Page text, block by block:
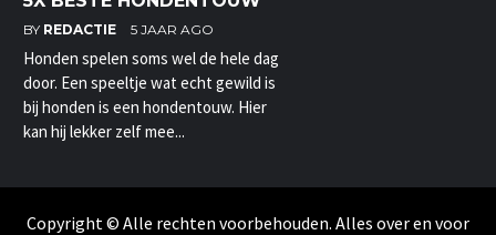
BY REDACTIE 5 JAAR AGO
Honden spelen soms wel de hele dag
door. Een speeltje wat echt gewild is
bij honden is een hondentouw. Hier
kan hij lekker zelf mee...
Copyright © Alle rechten voorbehouden. Alles over en voor